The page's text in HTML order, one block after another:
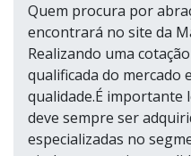
Quem procura por
encontrará no site da
Realizando uma
qualificada do mercado
qualidade.É
deve sempre ser
especializadas no